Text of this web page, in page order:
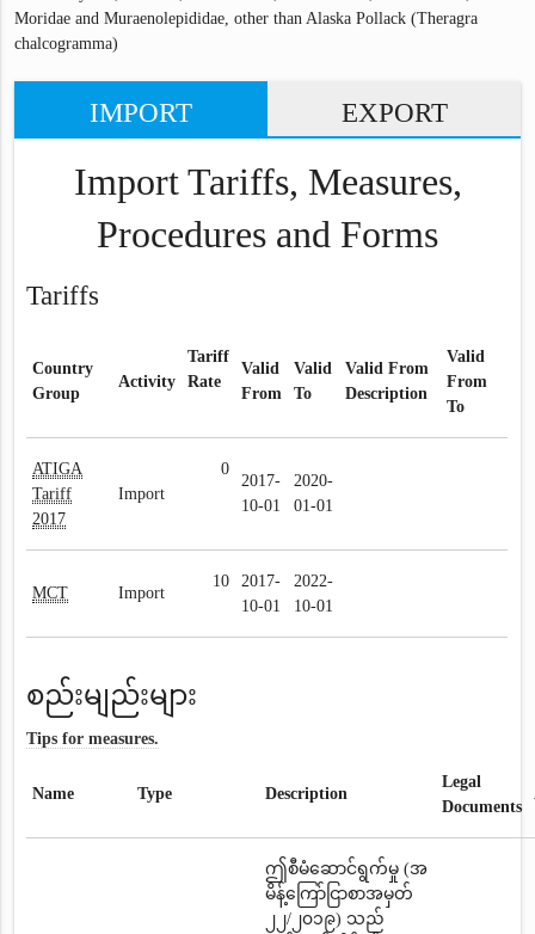
Moridae and Muraenolepididae, other than Alaska Pollack (Theragra
chalcogramma)
IMPORT EXPORT
Import Tariffs, Measures,
Procedures and Forms
Tariffs
Country
Group
Activity
Tariff
Rate
Valid
From
Valid
To
Valid From
Description
Valid
From
To
ATIGA
Tariff
2017
Import
0
2017-
10-01
2020-
01-01
MCT Import
10
2017-
10-01
2022-
10-01
စည်းမျည်းများ
Tips for measures.
Name Type Description
Legal
Documents
ဤစီမံဆောင်ရွက်မှု (အ
မိန့်ကြော်ငြာစာအမှတ်
၂၂/၂၀၁၉) သည်